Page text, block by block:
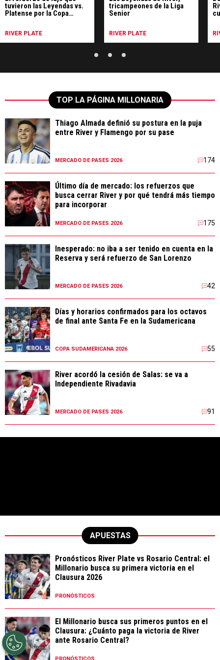
tuvieron las Leyendas vs.
Platense por la Copa
RIVER PLATE
tricampeones de la Liga
Senior
RIVER PLATE
TOP LA PÁGINA MILLONARIA
Thiago Almada definió su postura en la puja
entre River y Flamengo por su pase
MERCADO DE PASES 2026 174
Último día de mercado: los refuerzos que
busca cerrar River y por qué tendrá más tiempo
para incorporar
MERCADO DE PASES 2026 175
Inesperado: no iba a ser tenido en cuenta en la
Reserva y será refuerzo de San Lorenzo
MERCADO DE PASES 2026 42
Días y horarios confirmados para los octavos
de final ante Santa Fe en la Sudamericana
COPA SUDAMERICANA 2026 55
River acordó la cesión de Salas: se va a
Independiente Rivadavia
MERCADO DE PASES 2026 91
APUESTAS
Pronósticos River Plate vs Rosario Central: el
Millonario busca su primera victoria en el
Clausura 2026
PRONÓSTICOS
El Millonario busca sus primeros puntos en el
Clausura: ¿Cuánto paga la victoria de River
ante Rosario Central?
PRONÓSTICOS